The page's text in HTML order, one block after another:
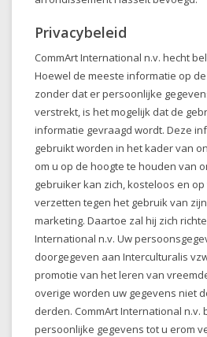
Privacybeleid
CommArt International n.v. hecht
Hoewel de meeste informatie op
zonder dat er persoonlijke
verstrekt, is het mogelijk dat de
informatie gevraagd wordt. Deze
gebruikt worden in het kader van
om u op de hoogte te houden van
gebruiker kan zich, kosteloos en
verzetten tegen het gebruik van
marketing. Daartoe zal hij zich
International n.v. Uw
doorgegeven aan Interculturalis
promotie van het leren van
overige worden uw gegevens niet
derden. CommArt International n.v.
persoonlijke gegevens tot u erom